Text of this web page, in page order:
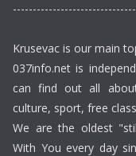
Krusevac is our main
037info.net is
can find out all
culture, sport, free
We are the oldest
With You every day